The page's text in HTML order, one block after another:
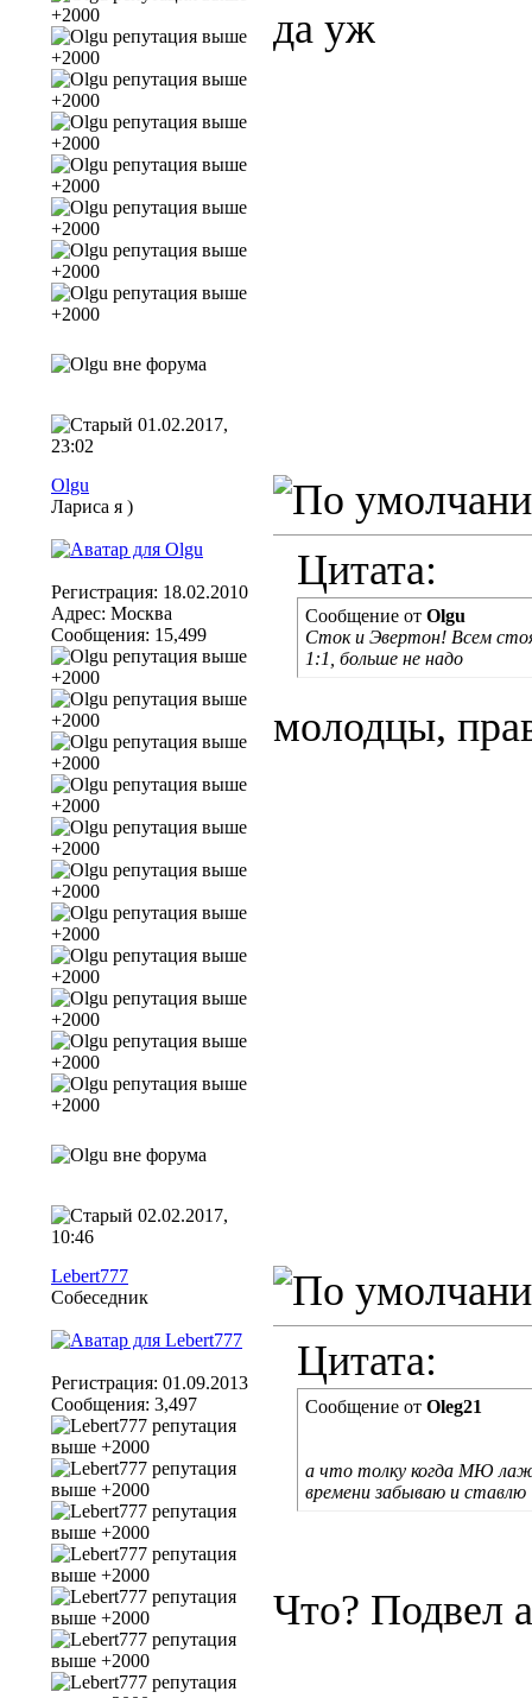
да уж
01.02.2017,
23:02
Olgu
Лариса я )
Регистрация: 18.02.2010
Адрес: Москва
Сообщения: 15,499
Цитата:
Сообщение от Olgu
Сток и Эвертон! Всем
1:1, больше не надо
молодцы,
02.02.2017,
10:46
Lebert777
Собеседник
Регистрация: 01.09.2013
Сообщения: 3,497
Цитата:
Сообщение от Oleg21
а что толку когда МЮ
времени забываю и ставлю
Что? Подвел